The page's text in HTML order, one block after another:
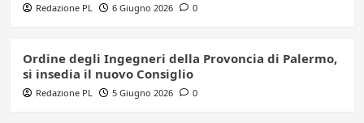
Redazione PL 6 Giugno 2026 0
Ordine degli Ingegneri della Provoncia di Palermo,
si insedia il nuovo Consiglio
Redazione PL 5 Giugno 2026 0